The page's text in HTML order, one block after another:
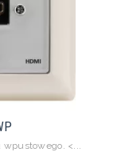
wpustowego. <...